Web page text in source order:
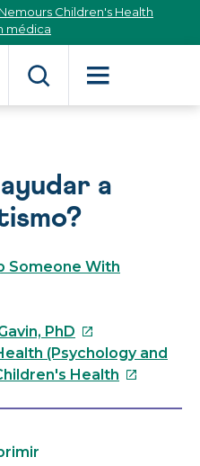
Nemours Children's Health
médica
a
Someone With
PhD Este
enlace
se
(Psychology and
Health Este